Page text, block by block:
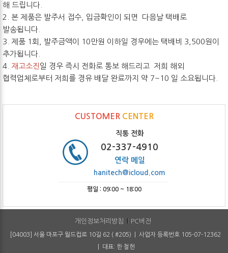
해 드립니다.
2. 본 제품은 발주서 접수, 입금확인이 되면 다음날 택배로
발송됩니다.
3. 제품 1회, 발주금액이 10만원 이하일 경우에는 택배비 3,500원이
추가됩니다.
4. 재고소진 일 경우 즉시 전화로 통보 해드리고 저희 해외
협력업체로부터 저희를 경유 배달 완료까지 약 7~10 일 소요됩니다.
CUSTOMER CENTER
직통 전화
02-337-4910
연락 메일
hanitech@icloud.com
평일 : 09:00 ~ 18:00
개인정보처리방침 PC버전
[04003] 서울 마포구 월드컵로 10길 62 ( #205) | 사업자 등록번호 105-07-12362
| 대표: 한 철헌